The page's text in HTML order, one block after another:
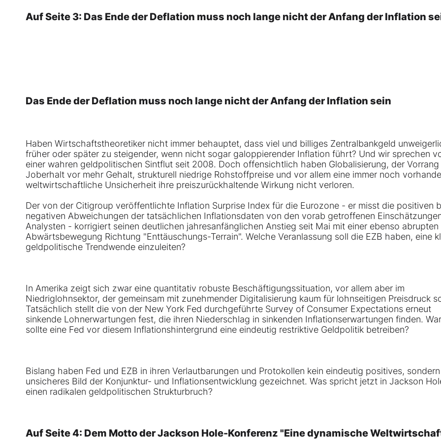
Auf Seite 3: Das Ende der Deflation muss noch lange nicht der Anfang der Inflation
Das Ende der Deflation muss noch lange nicht der Anfang der Inflation sein
Haben Wirtschaftstheoretiker nicht immer behauptet, dass viel und billiges Zentralbankgeld
früher oder später zu steigender, wenn nicht sogar galoppierender Inflation führt? Und wir sprechen
einer wahren geldpolitischen Sintflut seit 2008. Doch offensichtlich haben Globalisierung, der Vorrang
Joberhalt vor mehr Gehalt, strukturell niedrige Rohstoffpreise und vor allem eine immer noch
weltwirtschaftliche Unsicherheit ihre preiszurückhaltende Wirkung nicht verloren.
Der von der Citigroup veröffentlichte Inflation Surprise Index für die Eurozone - er misst die positiven
negativen Abweichungen der tatsächlichen Inflationsdaten von den vorab getroffenen
Analysten - korrigiert seinen deutlichen jahresanfänglichen Anstieg seit Mai mit einer ebenso abrupten
Abwärtsbewegung Richtung "Enttäuschungs-Terrain". Welche Veranlassung soll die EZB haben, eine
geldpolitische Trendwende einzuleiten?
In Amerika zeigt sich zwar eine quantitativ robuste Beschäftigungssituation, vor allem aber im
Niedriglohnsektor, der gemeinsam mit zunehmender Digitalisierung kaum für lohnseitigen Preisdruck
Tatsächlich stellt die von der New York Fed durchgeführte Survey of Consumer Expectations erneut
sinkende Lohnerwartungen fest, die ihren Niederschlag in sinkenden Inflationserwartungen finden.
sollte eine Fed vor diesem Inflationshintergrund eine eindeutig restriktive Geldpolitik betreiben?
Bislang haben Fed und EZB in ihren Verlautbarungen und Protokollen kein eindeutig positives, sondern
unsicheres Bild der Konjunktur- und Inflationsentwicklung gezeichnet. Was spricht jetzt in Jackson
einen radikalen geldpolitischen Strukturbruch?
Auf Seite 4: Dem Motto der Jackson Hole-Konferenz "Eine dynamische